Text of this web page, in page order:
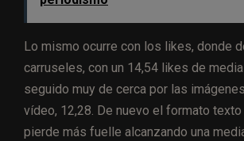
Lo mismo ocurre con los likes, donde
carruseles, con un 14,54 likes de
seguido muy de cerca por las
vídeo, 12,28. De nuevo el formato
pierde más fuelle alcanzando una